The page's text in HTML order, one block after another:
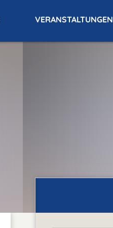
VERANSTALTUNGEN